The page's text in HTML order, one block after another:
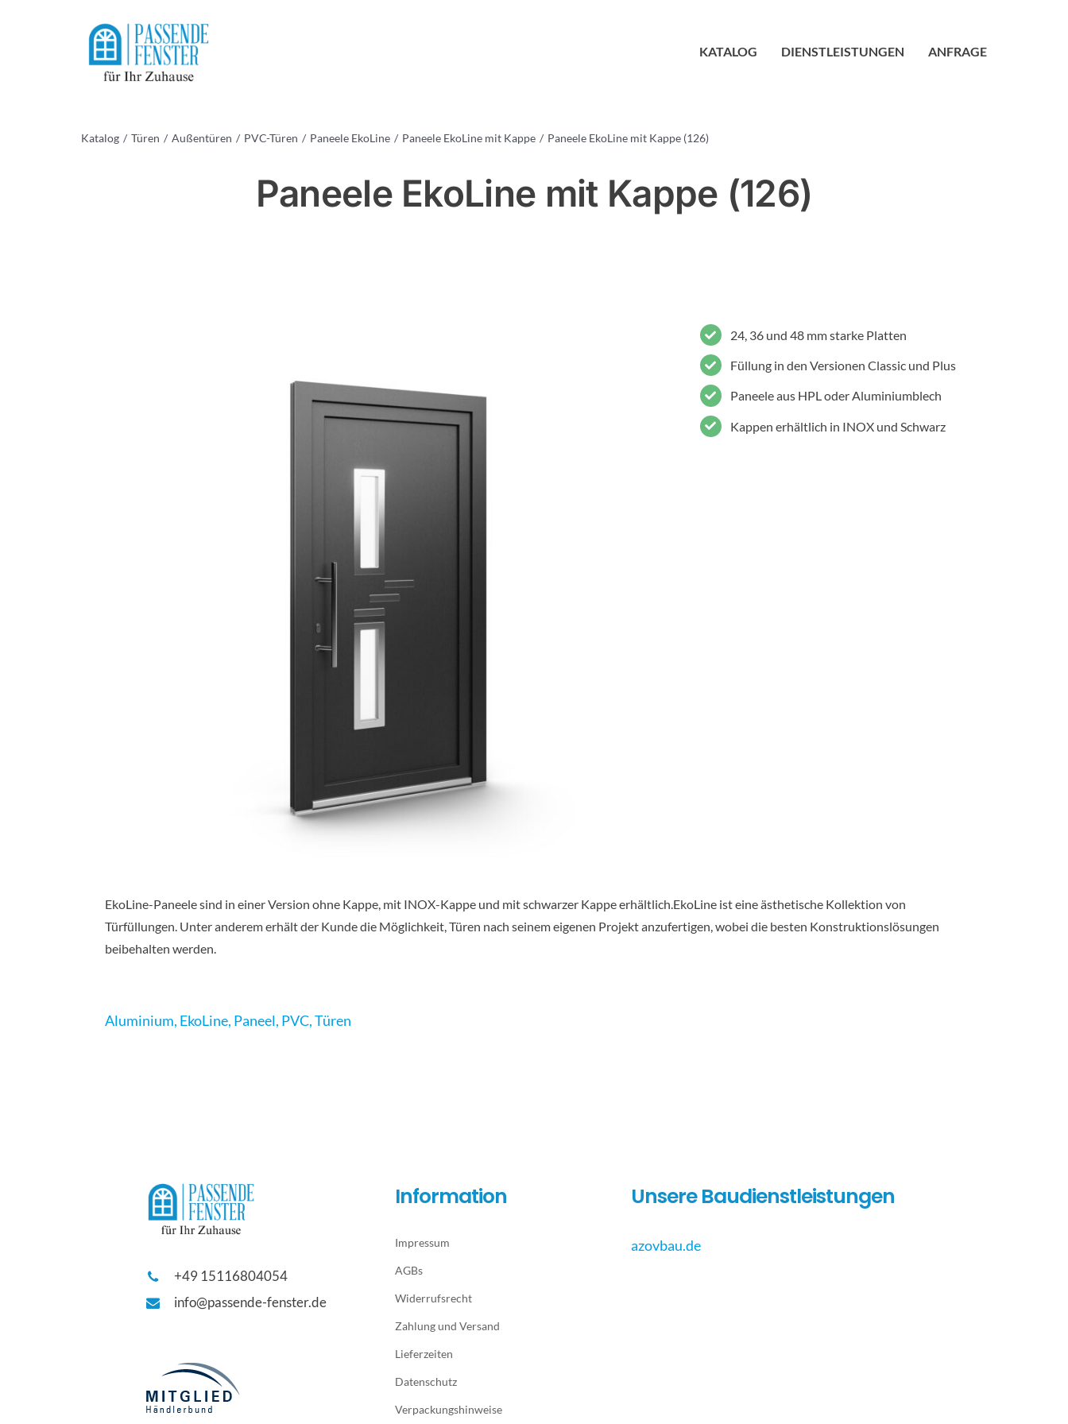
KATALOG DIENSTLEISTUNGEN ANFRAGE
Katalog Türen Außentüren PVC-Türen Paneele EkoLine Paneele EkoLine mit Kappe Paneele EkoLine mit Kappe (126)
Paneele EkoLine mit Kappe (126)
24, 36 und 48 mm starke Platten
Füllung in den Versionen Classic und Plus
Paneele aus HPL oder Aluminiumblech
Kappen erhältlich in INOX und Schwarz
EkoLine-Paneele sind in einer Version ohne Kappe, mit INOX-Kappe und mit schwarzer Kappe erhältlich.EkoLine ist eine ästhetische Kollektion von
Türfüllungen. Unter anderem erhält der Kunde die Möglichkeit, Türen nach seinem eigenen Projekt anzufertigen, wobei die besten Konstruktionslösungen
beibehalten werden.
Aluminium, EkoLine, Paneel, PVC,Türen
+49 15116804054
info@passende-fenster.de
Information
Impressum
AGBs
Widerrufsrecht
Zahlung und Versand
Lieferzeiten
Datenschutz
Verpackungshinweise
Unsere Baudienstleistungen
azovbau.de